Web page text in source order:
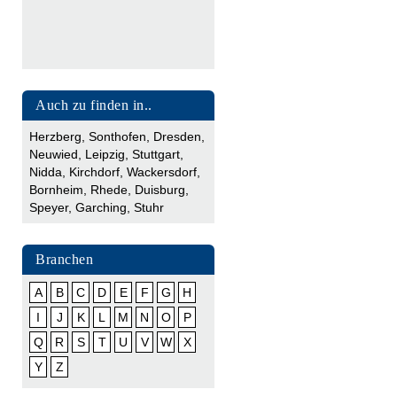
Auch zu finden in..
Herzberg Sonthofen Dresden
Neuwied
Leipzig Stuttgart
Nidda
Kirchdorf Wackersdorf
Bornheim
Rhede Duisburg
Speyer, Garching Stuhr
Branchen
A B C D E F G
H
I
J K L M N O
P
Q
R S T U V W
X
Y
Z